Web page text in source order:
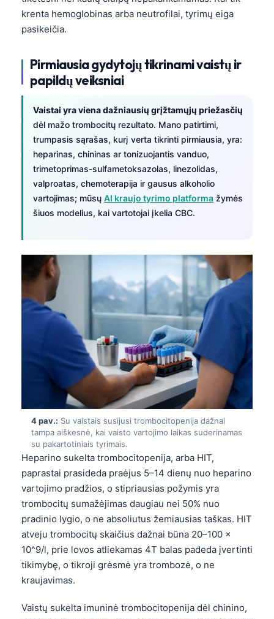
krenta hemoglobinas arba neutrofilai, tyrimų eiga
pasikeičia.
Pirmiausia gydytojų tikrinami vaistų ir
papildų veiksniai
Vaistai yra viena dažniausių grįžtamųjų priežasčių
dėl mažo trombocitų rezultato. Mano patirtimi,
trumpasis sąrašas, kurį verta tikrinti pirmiausia, yra:
heparinas, chininas ar tonizuojantis vanduo,
trimetoprimas-sulfametoksazolas, linezolidas,
valproatas, chemoterapija ir gausus alkoholio
vartojimas; mūsų AI kraujo tyrimo platforma žymės
šiuos modelius, kai vartotojai įkelia CBC.
4 pav.: Su vaistais susijusi trombocitopenija dažnai
tampa aiškesnė, kai vaisto vartojimo laikas suderinamas
su pakartotiniais tyrimais.
Heparino sukelta trombocitopenija, arba HIT,
paprastai prasideda praėjus 5–14 dienų nuo heparino
vartojimo pradžios, o stipriausias požymis yra
trombocitų sumažėjimas daugiau nei 50% nuo
pradinio lygio, o ne absoliutus žemiausias taškas. HIT
atveju trombocitų skaičius dažnai būna 20–100 ×
10^9/l, prie lovos atliekamas 4T balas padeda įvertinti
tikimybę, o tikroji grėsmė yra trombozė, o ne
kraujavimas.
Vaistų sukelta imuninė trombocitopenija dėl chinino,